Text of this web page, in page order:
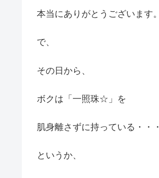
本当にありがとうございます。
で、
その日から、
ボクは「一照珠☆」を
肌身離さずに持っている・・・
というか、